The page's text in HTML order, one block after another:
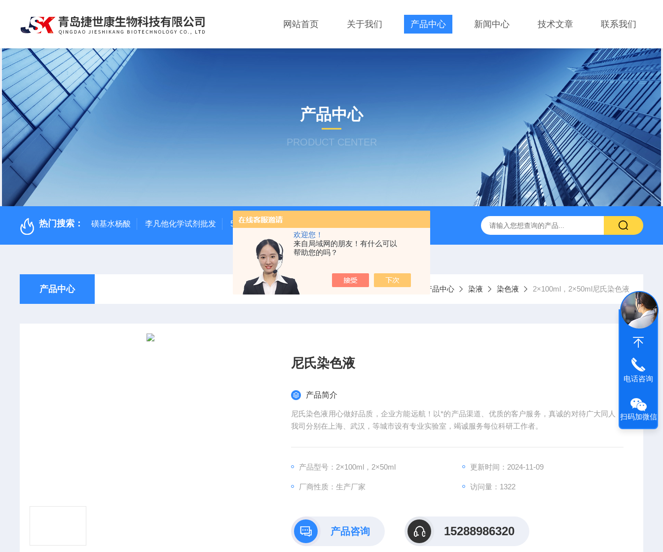
欢迎您！
来自局域网的朋友！有什么可以
帮助您的吗？
网站首页 关于我们 产品中心 新闻中心 技术文章 联系我们
产品中心
PRODUCT CENTER
热门搜索： 磺基水杨酸 李凡他化学试剂批发 500次MTS细胞增殖与细胞毒性检测试剂盒 48t/96t国产ELISA试剂盒,免费代测
产品中心 当前位置：首页 产品中心 染液 染色液 2×100ml，2×50ml尼氏染色液
尼氏染色液
产品简介
尼氏染色液用心做好品质，企业方能远航！以*的产品渠道、优质的客户服务，真诚的对待广大同人，
我司分别在上海、武汉，等城市设有专业实验室，竭诚服务每位科研工作者。
产品型号：2×100ml，2×50ml 更新时间：2024-11-09
厂商性质：生产厂家 访问量：1322
产品咨询 15288986320
电话咨询
扫码加微信